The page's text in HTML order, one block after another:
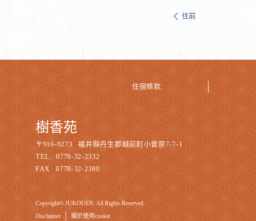
往前
住宿條款
樹香苑
〒 916-0273
福井縣丹生郡越前町小曾原7-7-1
TEL
0778-32-2332
FAX
0778-32-2380
Copyright© JUKOUEN. All Rights Reserved.
Disclaimer
關於使用cookie